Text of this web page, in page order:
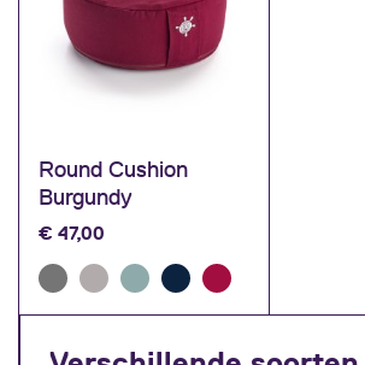
Round Cushion
Burgundy
€ 47,00